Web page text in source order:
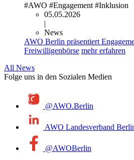
#AWO #Engagement #Inklusion
05.05.2026
|
News
AWO Berlin präsentiert
Freiwilligenbörse mehr erfahren
All News
Folge uns in den Sozialen Medien
@AWO.Berlin
AWO Landesverband
@AWOBerlin